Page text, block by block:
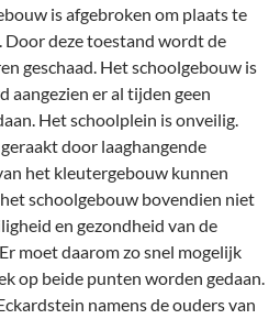
is afgebroken om plaats te
deze toestand wordt de
geschaad. Het schoolgebouw is
aangezien er al tijden geen
Het schoolplein is onveilig.
door laaghangende
het kleutergebouw kunnen
schoolgebouw bovendien niet
en gezondheid van de
moet daarom zo snel mogelijk
op beide punten worden gedaan.
namens de ouders van